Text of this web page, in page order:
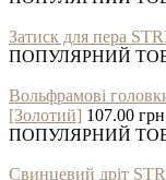
Затиск для пера
ПОПУЛЯРНИЙ
Вольфрамові
[Золотий] 107.00
ПОПУЛЯРНИЙ
Свинцевий дріт